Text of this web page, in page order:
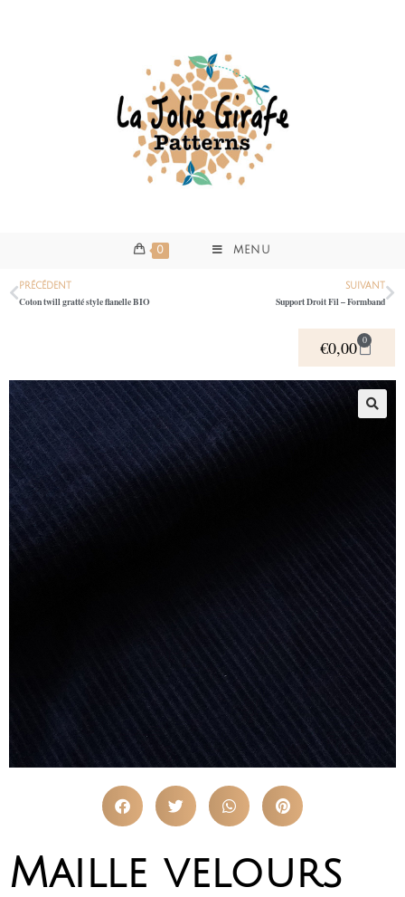
0 MENU
PRÉCÉDENT
Coton twill gratté style flanelle BIO
SUIVANT
Support Droit Fil – Formband
€0,00 0
Maille velours